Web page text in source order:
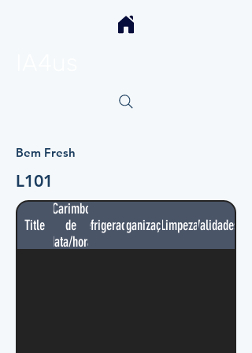
Bem Fresh
L101
Title
Carimbo
de
data/hora
RefrigeradorOrganizaçãoLimpezaValidades